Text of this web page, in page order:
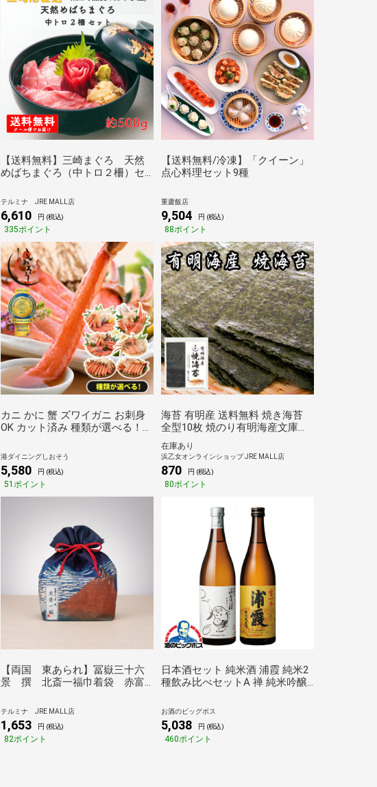
【送料無料】三崎まぐろ 天然
めばちまぐろ（中トロ２柵）セ
テルミナ JRE MALL店
6,610 円 (税込)
335ポイント
【送料無料/冷凍】「クイーン」
点心料理セット9種
重慶飯店
9,504 円 (税込)
88ポイント
カニ かに 蟹 ズワイガニ お刺身
OK カット済み 種類が選べる！
ル 刺し身 ポーション ギフト プ
レゼント
港ダイニングしおそう
5,580 円 (税込)
51ポイント
海苔 有明産 送料無料 焼き海苔
全型10枚 焼のり有明海産文庫
(10枚×1袋) メール便
在庫あり
浜乙女オンラインショップ JRE MALL店
870 円 (税込)
80ポイント
【両国 東あられ】冨嶽三十六
景 撰 北斎一福巾着袋 赤富
テルミナ JRE MALL店
1,653 円 (税込)
82ポイント
日本酒セット 純米酒 浦霞 純米2
種飲み比べセットA 禅 純米吟醸
720ml×2本 宮城県 佐浦『HSH』
【本州のみ 送料無料】
お酒のビッグボス
5,038 円 (税込)
460ポイント